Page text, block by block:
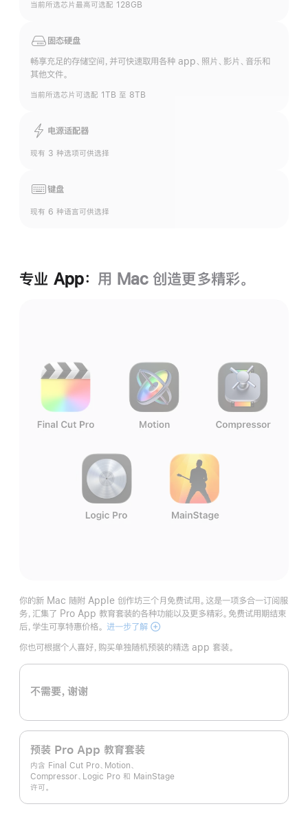
当前所选芯片最高可选配 128GB
固态硬盘
畅享充足的存储空间，并可快速取用各种 app、照片、影片、音乐和
其他文件。
当前所选芯片可选配 1TB 至 8TB
电源适配器
现有 3 种选项可供选择
键盘
现有 6 种语言可供选择
专业 App： 用 Mac 创造更多精彩。
你的新 Mac 随附 Apple 创作坊三个月免费试用。这是一项多合一订阅服
务，汇集了 Pro App 教育套装的各种功能以及更多精彩。免费试用期结束
后，学生可享特惠价格。 进一步了解 Apple
作
坊
你也可根据个人喜好，购买单独随机预装的精选 app 套装。
不需要，谢谢
预装 Pro App 教育套装
内含 Final Cut Pro、Motion、
Compressor、Logic Pro 和 MainStage
许可。